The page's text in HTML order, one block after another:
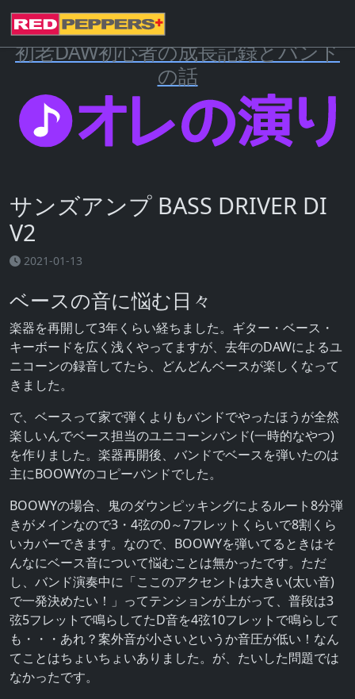
初老DAW初心者の成長記録とバンド
の話
サンズアンプ BASS DRIVER DI
V2
2021-01-13
ベースの音に悩む日々
楽器を再開して3年くらい経ちました。ギター・ベース・
キーボードを広く浅くやってますが、去年のDAWによるユ
ニコーンの録音してたら、どんどんベースが楽しくなって
きました。
で、ベースって家で弾くよりもバンドでやったほうが全然
楽しいんでベース担当のユニコーンバンド(一時的なやつ)
を作りました。楽器再開後、バンドでベースを弾いたのは
主にBOOWYのコピーバンドでした。
BOOWYの場合、鬼のダウンピッキングによるルート8分弾
きがメインなので3・4弦の0～7フレットくらいで8割くら
いカバーできます。なので、BOOWYを弾いてるときはそ
んなにベース音について悩むことは無かったです。ただ
し、バンド演奏中に「ここのアクセントは大きい(太い音)
で一発決めたい！」ってテンションが上がって、普段は3
弦5フレットで鳴らしてたD音を4弦10フレットで鳴らして
も・・・あれ？案外音が小さいというか音圧が低い！なん
てことはちょいちょいありました。が、たいした問題では
なかったです。